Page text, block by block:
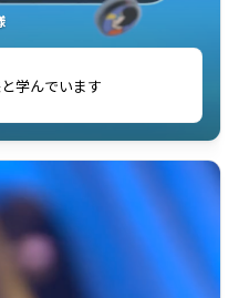
学んでいます
が解けてうれしい」「解く
います